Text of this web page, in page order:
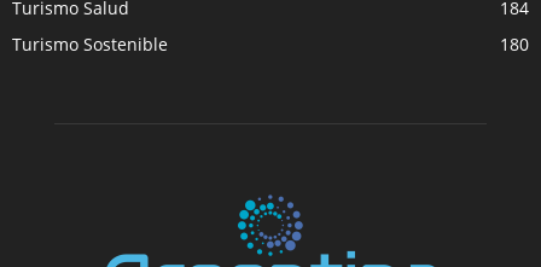
Turismo Salud
184
Turismo Sostenible
180